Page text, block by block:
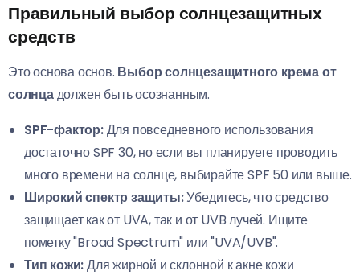
Правильный выбор солнцезащитных
средств
Это основа основ. Выбор солнцезащитного крема от
солнцадолжен быть осознанным.
SPF-фактор:Для повседневного использования
достаточно SPF 30, но если вы планируете проводить
много времени на солнце, выбирайте SPF 50 или выше.
Широкий спектр защиты:Убедитесь, что средство
защищает как от UVA, так и от UVB лучей. Ищите
пометку "Broad Spectrum" или "UVA/UVB".
Тип кожи:Для жирной и склонной к акне кожи